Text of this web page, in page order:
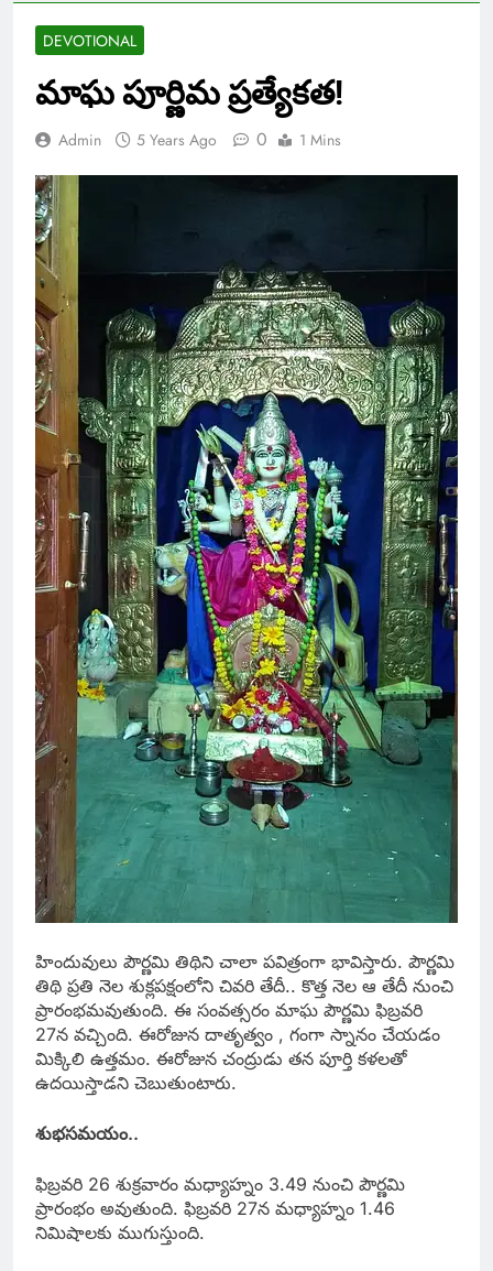
DEVOTIONAL
మాఘ పూర్ణిమ ప్రత్యేకత!
Admin 5 Years Ago 0 1 Mins
హిందువులు పౌర్ణమి తిథిని చాలా పవిత్రంగా భావిస్తారు. పౌర్ణమి
తిథి ప్రతి నెల శుక్లపక్షంలోని చివరి తేదీ.. కొత్త నెల ఆ తేదీ నుంచి
ప్రారంభమవుతుంది. ఈ సంవత్సరం మాఘ పౌర్ణమి ఫిబ్రవరి
27న వచ్చింది. ఈరోజున దాతృత్వం , గంగా స్నానం చేయడం
మిక్కిలి ఉత్తమం. ఈరోజున చంద్రుడు తన పూర్తి కళలతో
ఉదయిస్తాడని చెబుతుంటారు.
శుభసమయం..
ఫిబ్రవరి 26 శుక్రవారం మధ్యాహ్నం 3.49 నుంచి పౌర్ణమి
ప్రారంభం అవుతుంది. ఫిబ్రవరి 27న మధ్యాహ్నం 1.46
నిమిషాలకు ముగుస్తుంది.